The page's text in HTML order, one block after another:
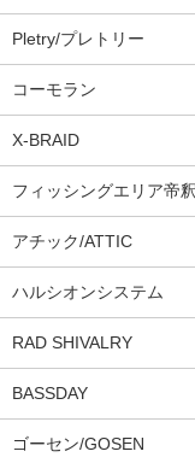
Pletry/プレトリー
コーモラン
X-BRAID
フィッシングエリア帝釈
アチック/ATTIC
ハルシオンシステム
RAD SHIVALRY
BASSDAY
ゴーセン/GOSEN